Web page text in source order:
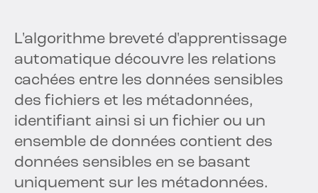
L'algorithme breveté d'apprentissage
automatique découvre les relations
cachées entre les données sensibles
des fichiers et les métadonnées,
identifiant ainsi si un fichier ou un
ensemble de données contient des
données sensibles en se basant
uniquement sur les métadonnées.